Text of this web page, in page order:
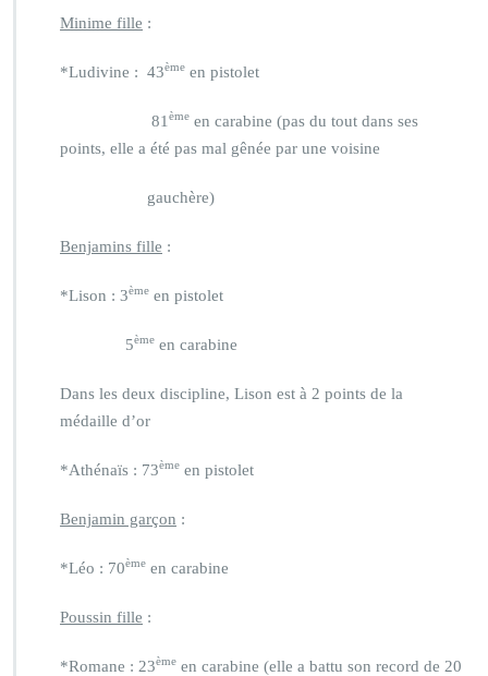
Minime fille :
*Ludivine : 43ème en pistolet
81 ème en carabine (pas du tout dans ses
points, elle a été pas mal gênée par une voisine
gauchère)
Benjamins fille :
*Lison : 3ème en pistolet
5ème en carabine
Dans les deux discipline, Lison est à 2 points de la
médaille d’or
*Athénaïs : 73ème en pistolet
Benjamin garçon :
*Léo : 70ème en carabine
Poussin fille :
*Romane : 23ème en carabine (elle a battu son record de 20